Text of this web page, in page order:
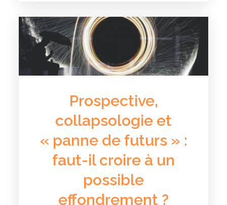
Prospective,
collapsologie et
« panne de futurs » :
faut-il croire à un
possible
effondrement ?